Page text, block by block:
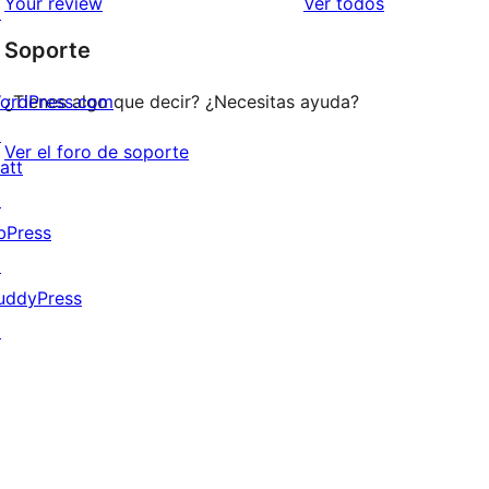
estrellas
Soporte
¿Tienes algo que decir? ¿Necesitas ayuda?
Ver el foro de soporte